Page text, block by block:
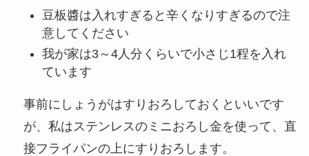
豆板醬は入れすぎると辛くなりすぎるので注
意してください
我が家は3～4人分くらいで小さじ1程を入れ
ています
事前にしょうがはすりおろしておくといいです
が、私はステンレスのミニおろし金を使って、直
接フライパンの上にすりおろします。